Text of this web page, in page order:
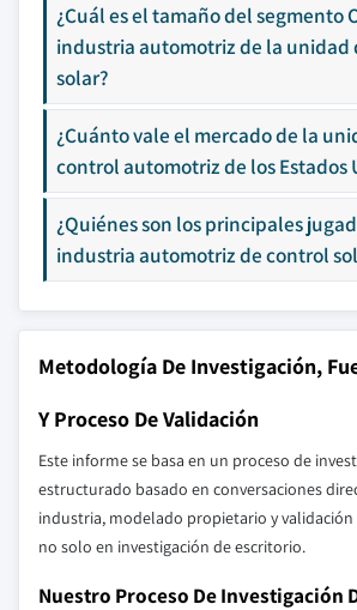
¿Cuál es el tamaño del segmento
industria automotriz de la unidad
solar?
¿Cuánto vale el mercado de la
control automotriz de los Estados
¿Quiénes son los principales
industria automotriz de control
Metodología De Investigación,
Y Proceso De Validación
Este informe se basa en un proceso de
estructurado basado en conversaciones
industria, modelado propietario y validación
no solo en investigación de escritorio.
Nuestro Proceso De Investigación